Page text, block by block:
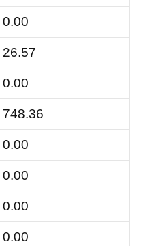
0.00
26.57
0.00
748.36
0.00
0.00
0.00
0.00